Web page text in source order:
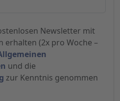
Newsletter mit
erhalten (2x pro Woche –
und die
zur Kenntnis genommen